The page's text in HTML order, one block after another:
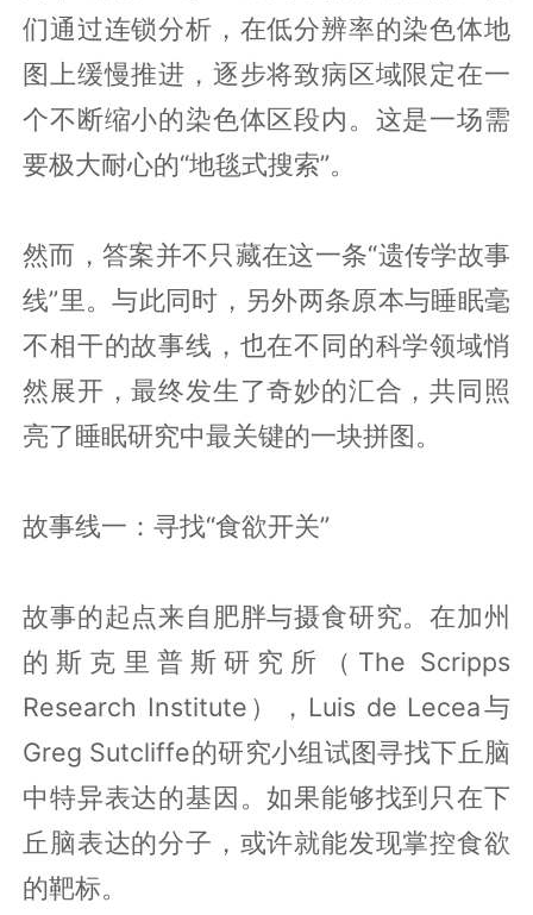
们通过连锁分析，在低分辨率的染色体地
图上缓慢推进，逐步将致病区域限定在一
个不断缩小的染色体区段内。这是一场需
要极大耐心的“地毯式搜索”。
然而，答案并不只藏在这一条“遗传学故事
线”里。与此同时，另外两条原本与睡眠毫
不相干的故事线，也在不同的科学领域悄
然展开，最终发生了奇妙的汇合，共同照
亮了睡眠研究中最关键的一块拼图。
故事线一：寻找“食欲开关”
故事的起点来自肥胖与摄食研究。在加州
的斯克里普斯研究所（The Scripps
Research Institute），Luis de Lecea与
Greg Sutcliffe的研究小组试图寻找下丘脑
中特异表达的基因。如果能够找到只在下
丘脑表达的分子，或许就能发现掌控食欲
的靶标。